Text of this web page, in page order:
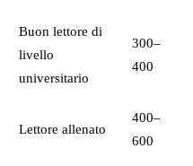
Buon lettore di
livello
universitario
300–
400
Lettore allenato
400–
600